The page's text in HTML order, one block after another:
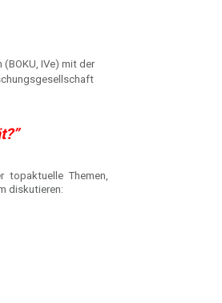
IVe) mit der
topaktuelle Themen,
diskutieren: